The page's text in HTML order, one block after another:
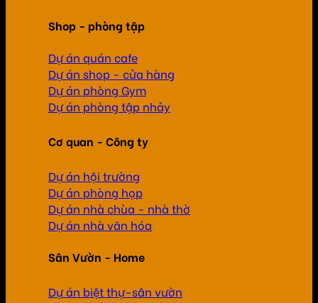
Shop - phòng tập
Dự án quán cafe
Dự án shop - cửa hàng
Dự án phòng Gym
Dự án phòng tập nhảy
Cơ quan - Công ty
Dự án hội trường
Dự án phòng họp
Dự án nhà chùa - nhà thờ
Dự án nhà văn hóa
Sân Vườn - Home
Dự án biệt thự-sân vườn